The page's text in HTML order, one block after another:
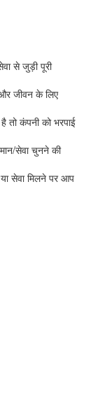
से जुड़ी पूरी
जीवन के लिए
कंपनी को भरपाई
सेवा चुनने की
सेवा मिलने पर आप